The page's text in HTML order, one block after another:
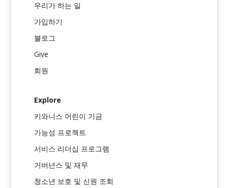
우리가 하는 일
가입하기
블로그
Give
회원
Explore
키와니스 어린이 기금
가능성 프로젝트
서비스 리더십 프로그램
거버넌스 및 재무
청소년 보호 및 신원 조회